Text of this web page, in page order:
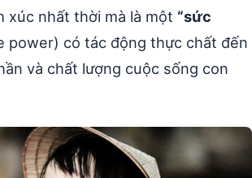
xúc nhất thời mà là một “sức
power) có tác động thực chất đến
và chất lượng cuộc sống con